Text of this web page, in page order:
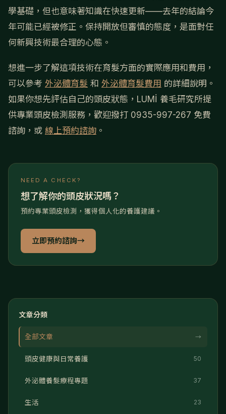
學基礎，但也意味著知識在快速更新——去年的結論今
年可能已經被修正。保持開放但審慎的態度，是面對任
何新興技術最合理的心態。
想進一步了解這項技術在育髮方面的實際應用和費用，
可以參考 外泌體育髮 和 外泌體育髮費用 的詳細說明。
如果你想先評估自己的頭皮狀態，LUMİ 養毛研究所提
供專業頭皮檢測服務，歡迎撥打 0935-997-267 免費
諮詢，或 線上預約諮詢 。
NEED A CHECK?
想了解你的頭皮狀況嗎？
預約專業頭皮檢測，獲得個人化的養護建議。
立即預約諮詢→
文章分類
全部文章 →
頭皮健康與日常養護 50
外泌體養髮療程專題 37
生活 23